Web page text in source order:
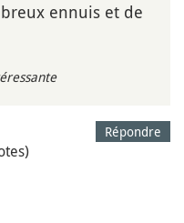
ennuis et de
Répondre